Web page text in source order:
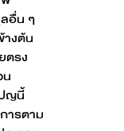
อื่น ๆ
างต้น
ตรง
ญนี้
ารตาม